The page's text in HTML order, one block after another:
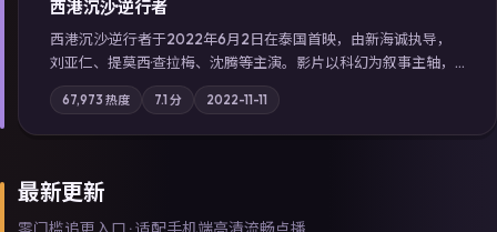
西港沉沙·逆行者
西港沉沙·逆行者于2022年6月2日在泰国首映，由新海诚执导，
刘亚仁、提莫西·查拉梅、沈腾等主演。影片以科幻为叙事主轴，
失踪人口档案牵出跨国灰色产业链；摄影与配乐强化地域气质；
站内亦可通过「国产免费观看高清电视剧在线看」延展检索同类
型高分佳作，畅享高清在线追剧体验。
67,973 热度 7.1分 2022-11-11
最新更新